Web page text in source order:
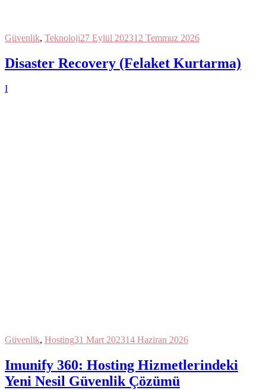
Güvenlik, Teknoloji27 Eylül 202312 Temmuz 2026
Disaster Recovery (Felaket Kurtarma)
I
Güvenlik, Hosting31 Mart 202314 Haziran 2026
Imunify 360: Hosting Hizmetlerindeki
Yeni Nesil Güvenlik Çözümü